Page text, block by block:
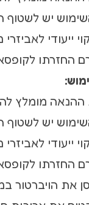
יש לשטוף
ייעודי
החזרתו
יש לשטוף
ייעודי
החזרתו